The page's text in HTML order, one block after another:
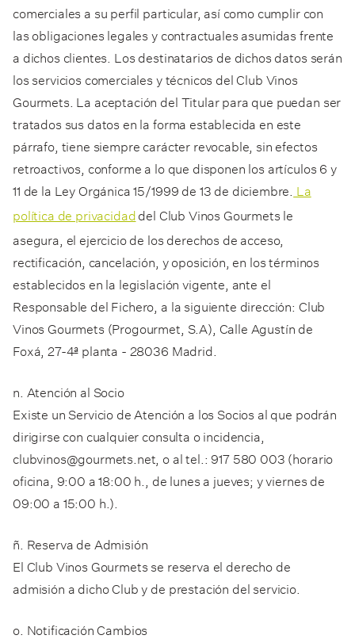
comerciales a su perfil particular, así como cumplir con
las obligaciones legales y contractuales asumidas frente
a dichos clientes. Los destinatarios de dichos datos serán
los servicios comerciales y técnicos del Club Vinos
Gourmets. La aceptación del Titular para que puedan ser
tratados sus datos en la forma establecida en este
párrafo, tiene siempre carácter revocable, sin efectos
retroactivos, conforme a lo que disponen los artículos 6 y
11 de la Ley Orgánica 15/1999 de 13 de diciembre. La
política de privacidaddel Club Vinos Gourmets le
asegura, el ejercicio de los derechos de acceso,
rectificación, cancelación, y oposición, en los términos
establecidos en la legislación vigente, ante el
Responsable del Fichero, a la siguiente dirección: Club
Vinos Gourmets (Progourmet, S.A), Calle Agustín de
Foxá, 27-4ª planta - 28036 Madrid.
n. Atención al Socio
Existe un Servicio de Atención a los Socios al que podrán
dirigirse con cualquier consulta o incidencia,
clubvinos@gourmets.net, o al tel.: 917 580 003 (horario
oficina, 9:00 a 18:00 h., de lunes a jueves; y viernes de
09:00 a 15:00 h.).
ñ. Reserva de Admisión
El Club Vinos Gourmets se reserva el derecho de
admisión a dicho Club y de prestación del servicio.
o. Notificación Cambios